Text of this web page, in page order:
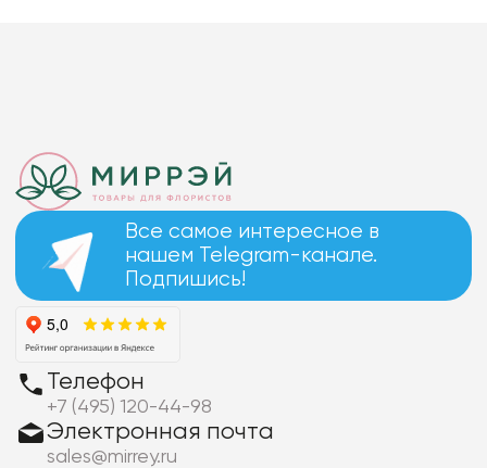
Все самое интересное в
нашем Telegram-канале.
Подпишись!
Телефон
+7 (495) 120-44-98
Электронная почта
sales@mirrey.ru